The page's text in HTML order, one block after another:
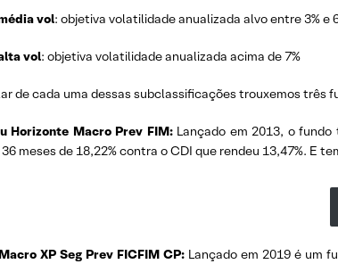
vol: objetiva volatilidade anualizada alvo entre 3% e
vol: objetiva volatilidade anualizada acima de 7%
de cada uma dessas subclassificações trouxemos três
Horizonte Macro Prev FIM:Lançado em 2013, o fundo
meses de 18,22% contra o CDI que rendeu 13,47%. E
XP Seg Prev FICFIM CP:Lançado em 2019 é um